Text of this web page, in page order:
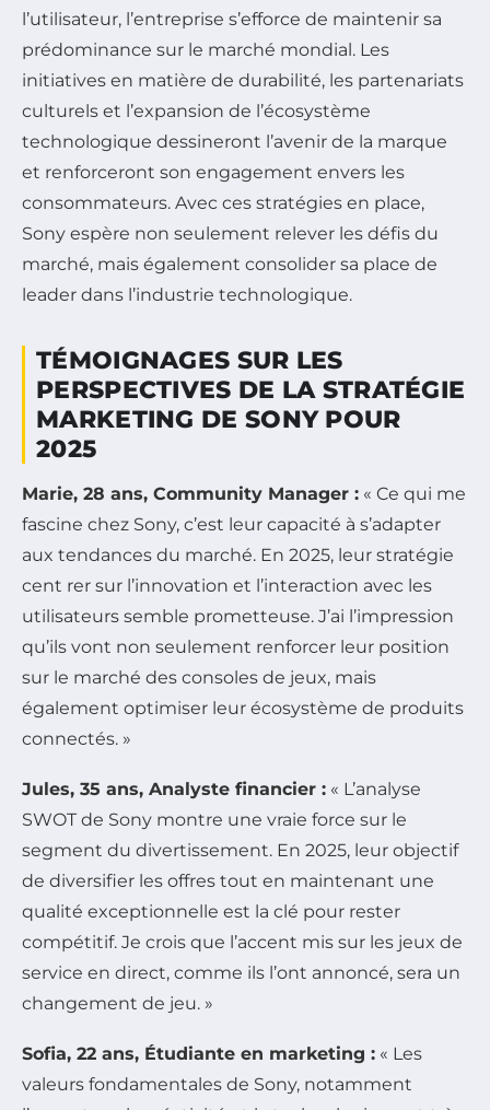
l’utilisateur, l’entreprise s’efforce de maintenir sa
prédominance sur le marché mondial. Les
initiatives en matière de durabilité, les partenariats
culturels et l’expansion de l’écosystème
technologique dessineront l’avenir de la marque
et renforceront son engagement envers les
consommateurs. Avec ces stratégies en place,
Sony espère non seulement relever les défis du
marché, mais également consolider sa place de
leader dans l’industrie technologique.
TÉMOIGNAGES SUR LES
PERSPECTIVES DE LA STRATÉGIE
MARKETING DE SONY POUR
2025
Marie, 28 ans, Community Manager : « Ce qui me
fascine chez Sony, c’est leur capacité à s’adapter
aux tendances du marché. En 2025, leur stratégie
cent rer sur l’innovation et l’interaction avec les
utilisateurs semble prometteuse. J’ai l’impression
qu’ils vont non seulement renforcer leur position
sur le marché des consoles de jeux, mais
également optimiser leur écosystème de produits
connectés. »
Jules, 35 ans, Analyste financier : « L’analyse
SWOT de Sony montre une vraie force sur le
segment du divertissement. En 2025, leur objectif
de diversifier les offres tout en maintenant une
qualité exceptionnelle est la clé pour rester
compétitif. Je crois que l’accent mis sur les jeux de
service en direct, comme ils l’ont annoncé, sera un
changement de jeu. »
Sofia, 22 ans, Étudiante en marketing : « Les
valeurs fondamentales de Sony, notamment